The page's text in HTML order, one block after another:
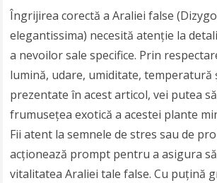
Îngrijirea corectă a Araliei false
elegantissima) necesită atenție la
a nevoilor sale specifice. Prin
lumină, udare, umiditate, temperatură
prezentate în acest articol, vei putea
frumusețea exotică a acestei plante
Fii atent la semnele de stres sau de
acționează prompt pentru a asigura
vitalitatea Araliei tale false. Cu puțină